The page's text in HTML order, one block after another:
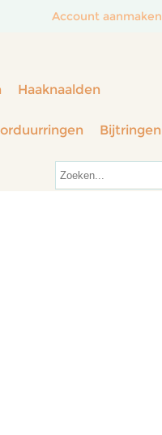
Account aanmaken
Haaknaalden
Bijtringen